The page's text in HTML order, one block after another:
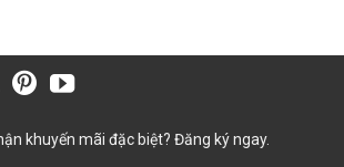
khuyến mãi đặc biệt? Đăng ký ngay.